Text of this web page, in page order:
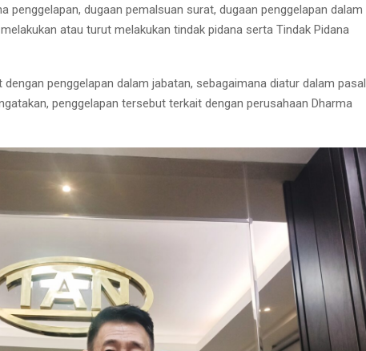
penggelapan, dugaan pemalsuan surat, dugaan penggelapan dalam
atau turut melakukan tindak pidana serta Tindak Pidana
penggelapan dalam jabatan, sebagaimana diatur dalam pasal
penggelapan tersebut terkait dengan perusahaan Dharma